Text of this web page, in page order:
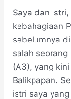
Saya dan
kebahagiaan
sebelumnya
salah
(A3), yang
Balikpapan.
istri saya